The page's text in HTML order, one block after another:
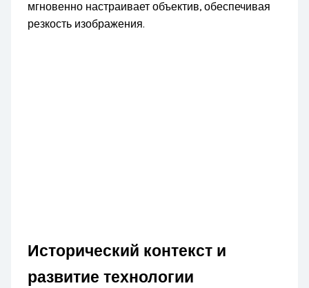
мгновенно настраивает объектив, обеспечивая
резкость изображения.
Исторический контекст и
развитие технологии